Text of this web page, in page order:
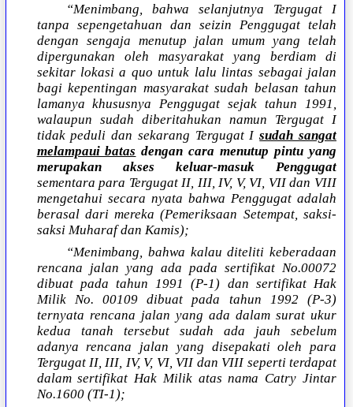
“Menimbang, bahwa selanjutnya Tergugat I
tanpa sepengetahuan dan seizin Penggugat telah
dengan sengaja menutup jalan umum yang telah
dipergunakan oleh masyarakat yang berdiam di
sekitar lokasi a quo untuk lalu lintas sebagai jalan
bagi kepentingan masyarakat sudah belasan tahun
lamanya khususnya Penggugat sejak tahun 1991,
walaupun sudah diberitahukan namun Tergugat I
tidak peduli dan sekarang Tergugat Isudah sangat
melampaui batas dengan cara menutup pintu yang
merupakan akses keluar-masuk Penggugat
sementara para Tergugat II, III, IV, V, VI, VII dan VIII
mengetahui secara nyata bahwa Penggugat adalah
berasal dari mereka (Pemeriksaan Setempat, saksi-
saksi Muharaf dan Kamis);
“Menimbang, bahwa kalau diteliti keberadaan
rencana jalan yang ada pada sertifikat No.00072
dibuat pada tahun 1991 (P-1) dan sertifikat Hak
Milik No. 00109 dibuat pada tahun 1992 (P-3)
ternyata rencana jalan yang ada dalam surat ukur
kedua tanah tersebut sudah ada jauh sebelum
adanya rencana jalan yang disepakati oleh para
Tergugat II, III, IV, V, VI, VII dan VIII seperti terdapat
dalam sertifikat Hak Milik atas nama Catry Jintar
No.1600 (TI-1);